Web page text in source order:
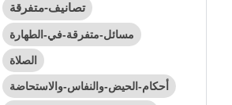
تصانيف-متفرقة
مسائل-متفرقة-في-الطهارة
الصلاة
أحكام-الحيض-والنفاس-والاستحاضة